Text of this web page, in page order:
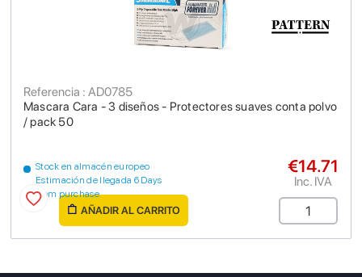
Mascara Cara - 3 diseños - Protectores suaves conta polvo
/ pack 50
Referencia : AD0785
Stock en almacén europeo
Estimación de llegada 6 Days
from purchase
€14.71
Inc. IVA
AÑADIR AL CARRITO